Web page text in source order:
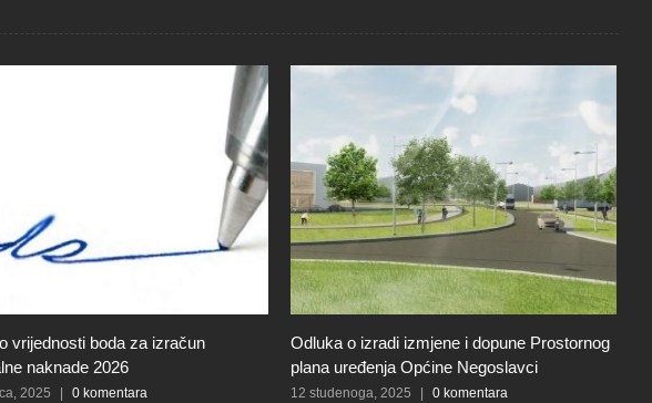
vrijednosti boda za izračun
naknade 2026
2025 0 komentara
Odluka o izradi izmjene i dopune Prostornog
plana uređenja Općine Negoslavci
12 studenoga, 2025 0 komentara